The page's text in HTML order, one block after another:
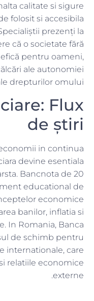
calitate si sigure
folosit si accesibila
prezenți la
că o societate fără
pentru oameni,
ale autonomiei
drepturilor omului.
Flux
de știri
in continua
devine esentiala
Bancnota de 20
educational de
economice
banilor, inflatia si
In Romania, Banca
de schimb pentru
internationale, care
relatiile economice
externe.